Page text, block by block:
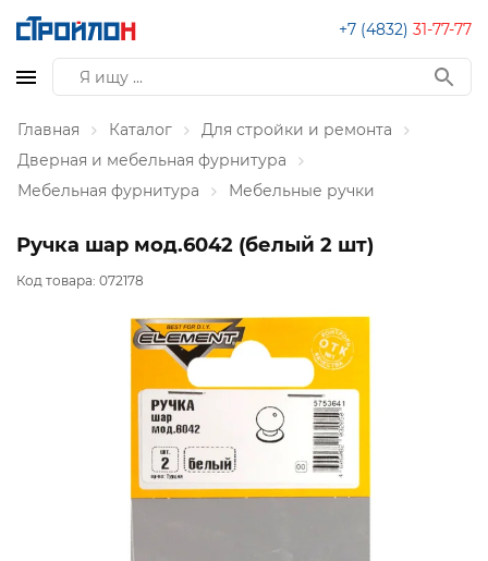
+7 (4832) 31-77-77
Главная Каталог
Для стройки и ремонта
Дверная и мебельная фурнитура
Мебельная фурнитура
Мебельные ручки
Ручка шар мод.6042 (белый 2 шт)
Код товара: 072178